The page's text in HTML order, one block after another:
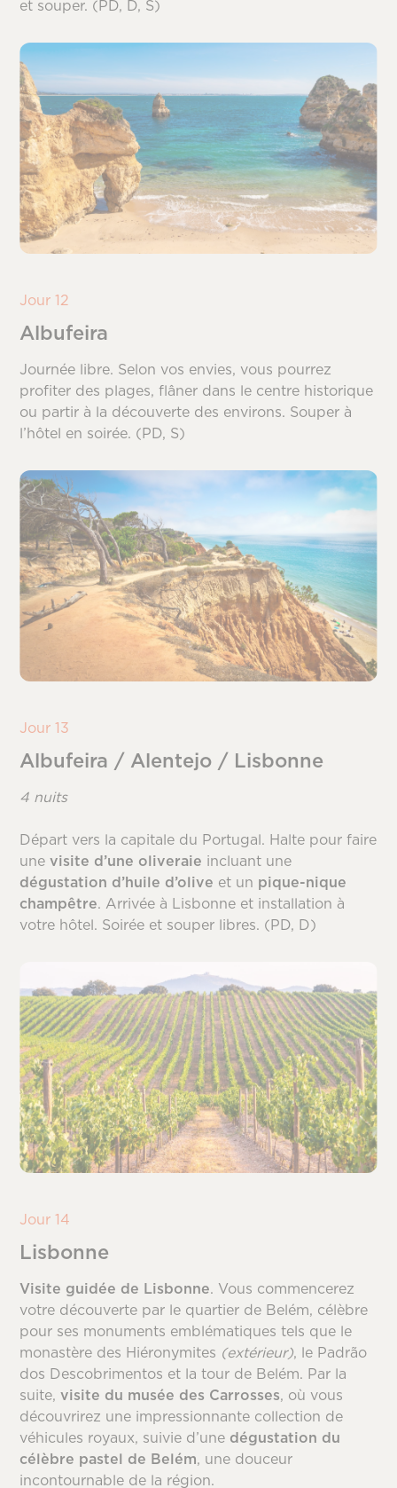
et souper. (PD, D, S)
Jour 12
Albufeira
Journée libre. Selon vos envies, vous pourrez
profiter des plages, flâner dans le centre historique
ou partir à la découverte des environs. Souper à
l’hôtel en soirée. (PD, S)
Jour 13
Albufeira / Alentejo / Lisbonne
4 nuits
Départ vers la capitale du Portugal. Halte pour faire
unevisite d’une oliveraie incluant une
dégustation d’huile d’olive et un pique-nique
champêtre. Arrivée à Lisbonne et installation à
votre hôtel. Soirée et souper libres. (PD, D)
Jour 14
Lisbonne
Visite guidée de Lisbonne. Vous commencerez
votre découverte par le quartier de Belém, célèbre
pour ses monuments emblématiques tels que le
monastère des Hiéronymites (extérieur), le Padrão
dos Descobrimentos et la tour de Belém. Par la
suite,visite du musée des Carrosses, où vous
découvrirez une impressionnante collection de
véhicules royaux, suivie d’une dégustation du
célèbre pastel de Belém, une douceur
incontournable de la région.